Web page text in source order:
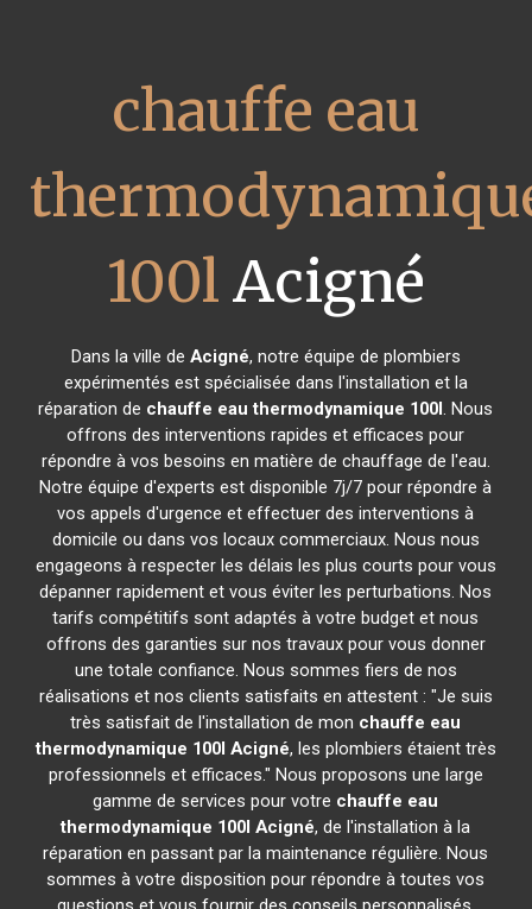
chauffe eau
100l Acigné
Dans la ville de Acigné, notre équipe de plombiers
expérimentés est spécialisée dans l'installation et la
réparation de chauffe eau thermodynamique 100l. Nous
offrons des interventions rapides et efficaces pour
répondre à vos besoins en matière de chauffage de l'eau.
Notre équipe d'experts est disponible 7j/7 pour répondre à
vos appels d'urgence et effectuer des interventions à
domicile ou dans vos locaux commerciaux. Nous nous
engageons à respecter les délais les plus courts pour vous
dépanner rapidement et vous éviter les perturbations. Nos
tarifs compétitifs sont adaptés à votre budget et nous
offrons des garanties sur nos travaux pour vous donner
une totale confiance. Nous sommes fiers de nos
réalisations et nos clients satisfaits en attestent : "Je suis
très satisfait de l'installation de mon chauffe eau
thermodynamique 100l Acigné, les plombiers étaient très
professionnels et efficaces." Nous proposons une large
gamme de services pour votre chauffe eau
thermodynamique 100l Acigné, de l'installation à la
réparation en passant par la maintenance régulière. Nous
sommes à votre disposition pour répondre à toutes vos